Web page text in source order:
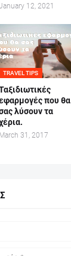
12, 2021
TRAVEL TIPS
που θα
λύσουν τα
March 31, 2017